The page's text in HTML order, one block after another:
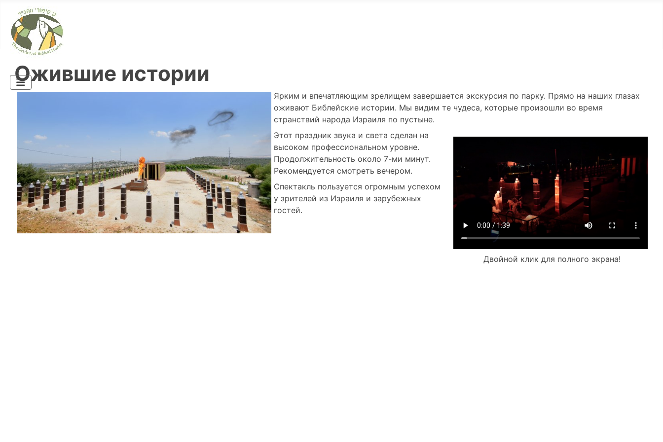
Ожившие истории
Ярким и впечатляющим зрелищем завершается экскурсия по парку. Прямо на наших глазах
оживают Библейские истории. Мы видим те чудеса, которые произошли во время
странствий народа Израиля по пустыне.
Двойной клик для полного экрана!
Этот праздник звука и света сделан на
высоком профессиональном уровне.
Продолжительность около 7-ми минут.
Рекомендуется смотреть вечером.
Спектакль пользуется огромным успехом
у зрителей из Израиля и зарубежных
гостей.